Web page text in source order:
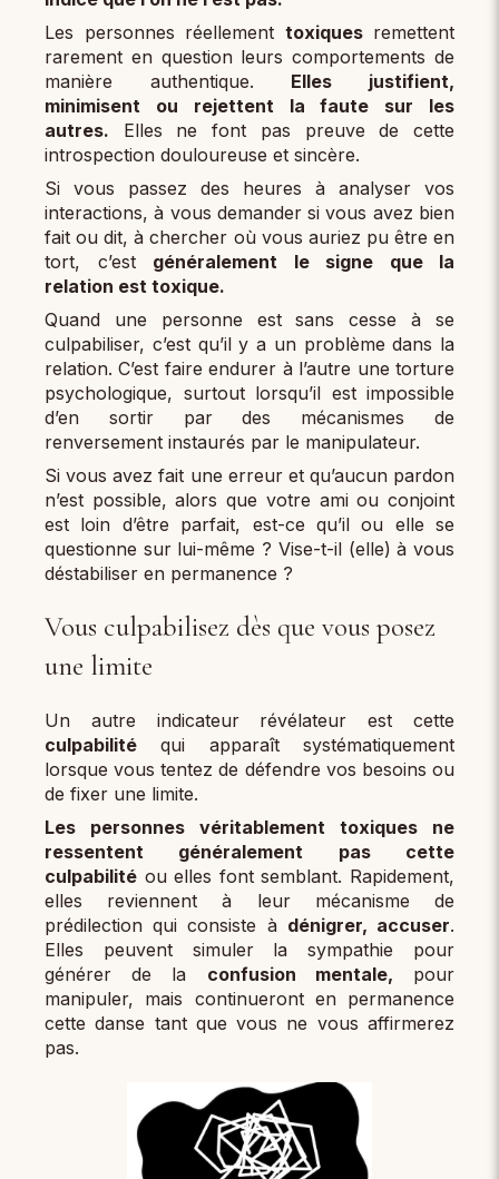
Les personnes réellement toxiquesremettent
rarement en question leurs comportements de
manière authentique. Elles justifient,
minimisent ou rejettent la faute sur les
autres. Elles ne font pas preuve de cette
introspection douloureuse et sincère.
Si vous passez des heures à analyser vos
interactions, à vous demander si vous avez bien
fait ou dit, à chercher où vous auriez pu être en
tort, c’est généralement le signe que la
relation est toxique.
Quand une personne est sans cesse à se
culpabiliser, c’est qu’il y a un problème dans la
relation. C’est faire endurer à l’autre une torture
psychologique, surtout lorsqu’il est impossible
d’en sortir par des mécanismes de
renversement instaurés par le manipulateur.
Si vous avez fait une erreur et qu’aucun pardon
n’est possible, alors que votre ami ou conjoint
est loin d’être parfait, est-ce qu’il ou elle se
questionne sur lui-même ? Vise-t-il (elle) à vous
déstabiliser en permanence ?
Vous culpabilisez dès que vous posez
une limite
Un autre indicateur révélateur est cette
culpabilité qui apparaît systématiquement
lorsque vous tentez de défendre vos besoins ou
de fixer une limite.
Les personnes véritablement toxiques ne
ressentent généralement pas cette
culpabilité ou elles font semblant. Rapidement,
elles reviennent à leur mécanisme de
prédilection qui consiste à dénigrer, accuser.
Elles peuvent simuler la sympathie pour
générer de la confusion mentale, pour
manipuler, mais continueront en permanence
cette danse tant que vous ne vous affirmerez
pas.